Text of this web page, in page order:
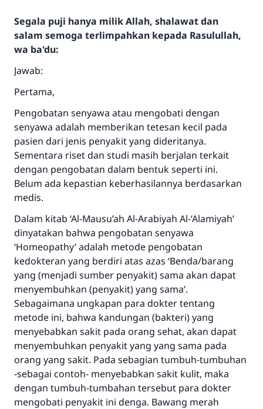
Segala puji hanya milik Allah, shalawat dan
salam semoga terlimpahkan kepada Rasulullah,
wa ba'du:
Jawab:
Pertama,
Pengobatan senyawa atau mengobati dengan
senyawa adalah memberikan tetesan kecil pada
pasien dari jenis penyakit yang dideritanya.
Sementara riset dan studi masih berjalan terkait
dengan pengobatan dalam bentuk seperti ini.
Belum ada kepastian keberhasilannya berdasarkan
medis.
Dalam kitab ‘Al-Mausu’ah Al-Arabiyah Al-‘Alamiyah’
dinyatakan bahwa pengobatan senyawa
‘Homeopathy’ adalah metode pengobatan
kedokteran yang berdiri atas azas ‘Benda/barang
yang (menjadi sumber penyakit) sama akan dapat
menyembuhkan (penyakit) yang sama’.
Sebagaimana ungkapan para dokter tentang
metode ini, bahwa kandungan (bakteri) yang
menyebabkan sakit pada orang sehat, akan dapat
menyembuhkan penyakit yang yang sama pada
orang yang sakit. Pada sebagian tumbuh-tumbuhan
-sebagai contoh- menyebabkan sakit kulit, maka
dengan tumbuh-tumbahan tersebut para dokter
mengobati penyakit ini denga. Bawang merah